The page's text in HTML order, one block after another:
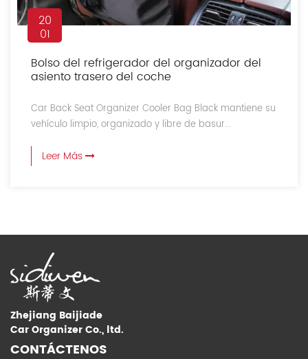
20
01
Bolso del refrigerador del organizador del
asiento trasero del coche
Car Back Seat Organizer Cooler Bag Black mantiene su
vehículo limpio, organizado y libre de basur...
Leer Más
Zhejiang Baijiade
Car Organizer Co., ltd.
CONTÁCTENOS